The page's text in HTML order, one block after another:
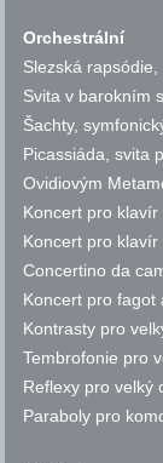
Orchestrální
Slezská rapsódie,
Svita v barokním
Šachty,
Picassiáda, svita
Ovidiovým
Koncert pro
Koncert pro
Concertino da
Koncert pro fagot
Kontrasty pro
Tembrofonie pro
Reflexy pro velký
Paraboly pro